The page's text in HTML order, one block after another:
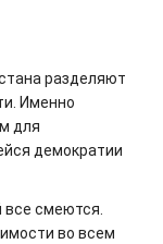
разделяют
Именно
для
демократии
все смеются.
во всем